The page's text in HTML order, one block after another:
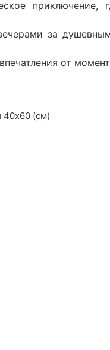
приключение,
за
от
40х60 (см)